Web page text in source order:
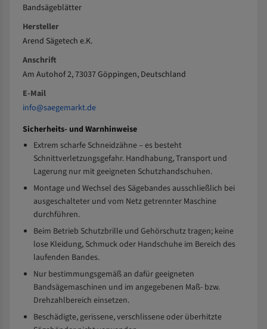
Bandsägeblätter
Hersteller
Arend Sägetech e.K.
Anschrift
Am Autohof 2, 73037 Göppingen, Deutschland
E-Mail
info@saegemarkt.de
Sicherheits- und Warnhinweise
Extrem scharfe Schneidzähne – es besteht
Schnittverletzungsgefahr. Handhabung, Transport und
Lagerung nur mit geeigneten Schutzhandschuhen.
Montage und Wechsel des Sägebandes ausschließlich bei
ausgeschalteter und vom Netz getrennter Maschine
durchführen.
Beim Betrieb Schutzbrille und Gehörschutz tragen; keine
lose Kleidung, Schmuck oder Handschuhe im Bereich des
laufenden Bandes.
Nur bestimmungsgemäß an dafür geeigneten
Bandsägemaschinen und im angegebenen Maß- bzw.
Drehzahlbereich einsetzen.
Beschädigte, gerissene, verschlissene oder überhitzte